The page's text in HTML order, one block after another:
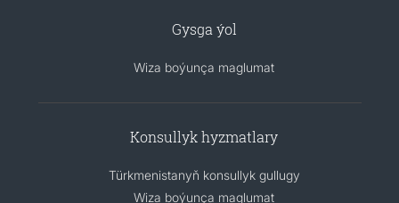
Gysga ýol
Wiza boýunça maglumat
Konsullyk hyzmatlary
Türkmenistanyň konsullyk gullugy
Wiza boýunça maglumat